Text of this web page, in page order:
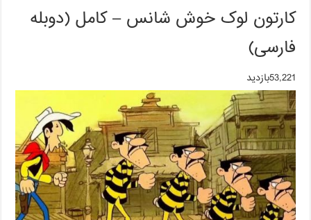
کارتون لوک خوش شانس – کامل (دوبله
فارسی)
53,221بازدید